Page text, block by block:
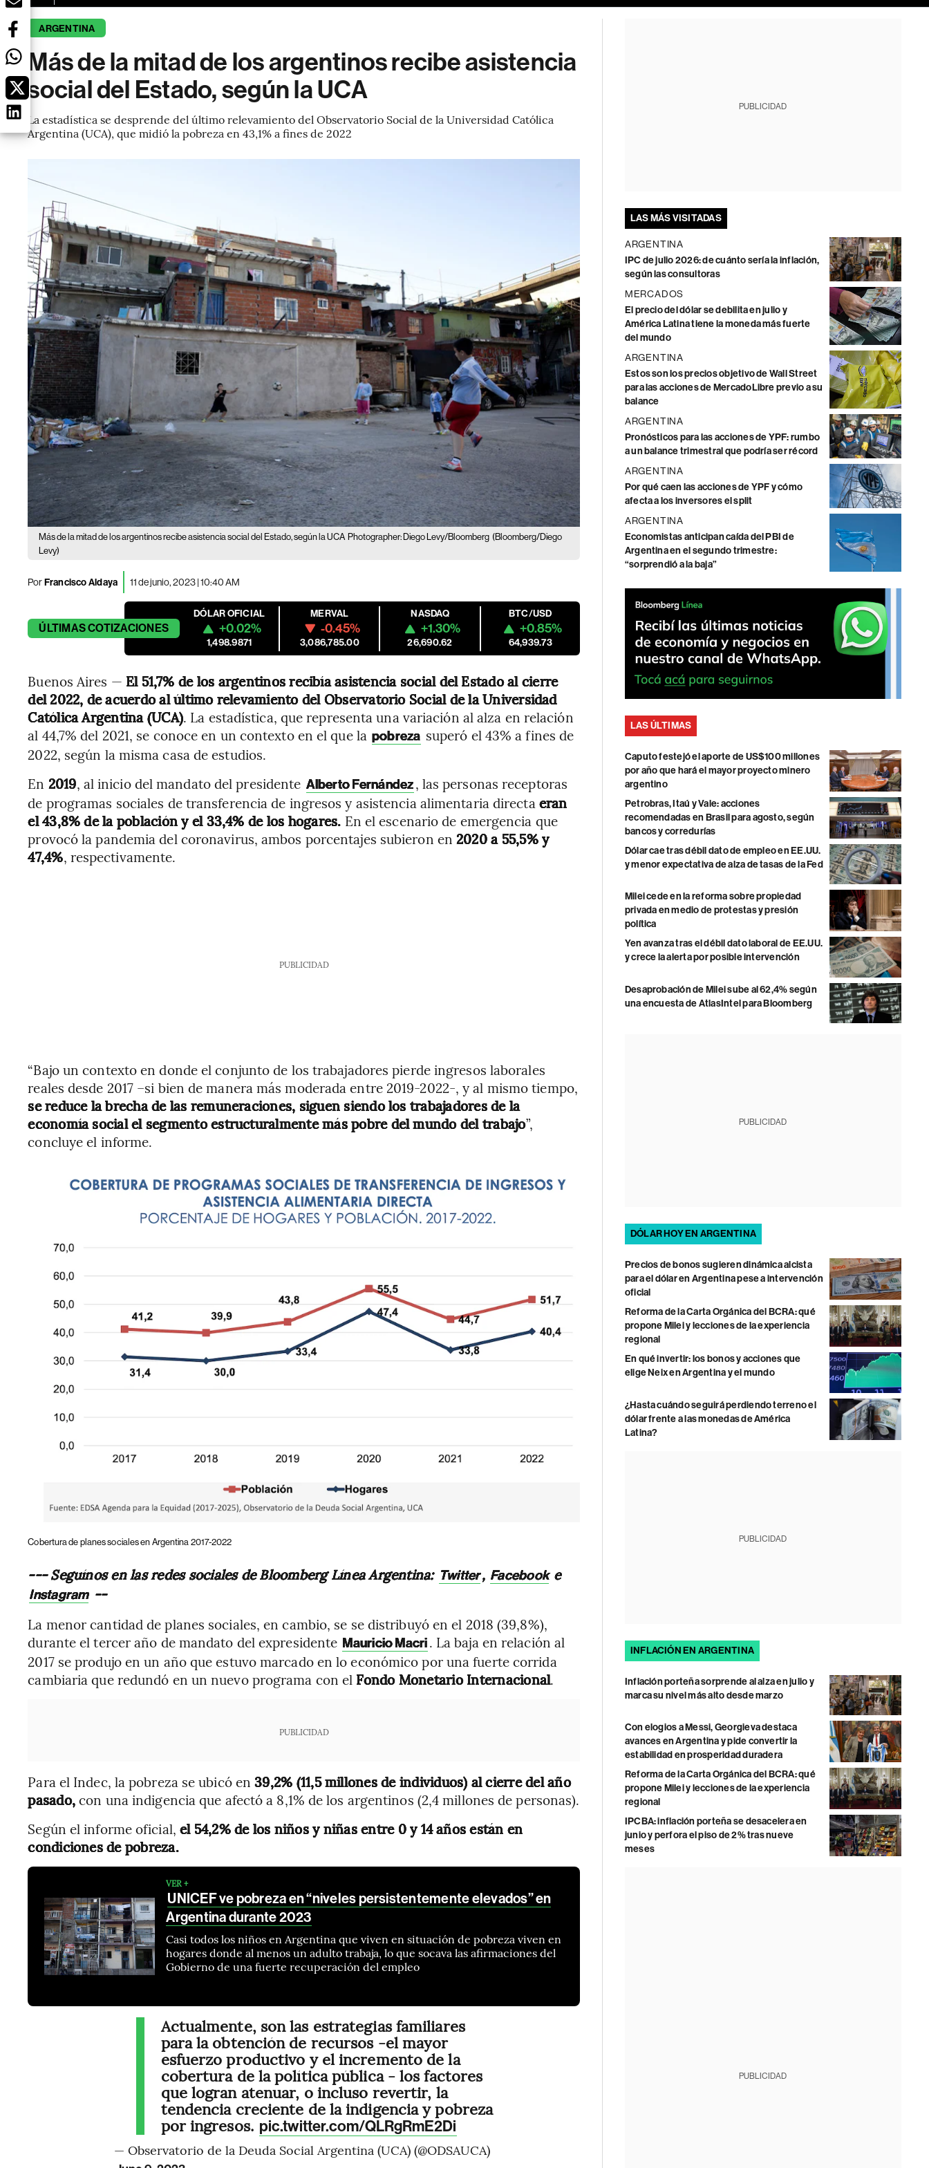
ARGENTINA
Más de la mitad de los argentinos recibe asistencia
social del Estado, según la UCA
La estadística se desprende del último relevamiento del Observatorio Social de la Universidad Católica
Argentina (UCA), que midió la pobreza en 43,1% a fines de 2022
Más de la mitad de los argentinos recibe asistencia social del Estado, según la UCA Photographer: Diego Levy/Bloomberg (Bloomberg/Diego
Levy)
PorFrancisco Aldaya 11 de junio, 2023 | 10:40 AM
ÚLTIMASCOTIZACIONES
DÓLAR OFICIAL
+0.02%
1,498.9871
MERVAL
-0.45%
3,086,785.00
NASDAQ
+1.30%
26,690.62
BTC/USD
+0.85%
64,939.73
Buenos Aires — El 51,7% de los argentinos recibía asistencia social del Estado al cierre
del 2022, de acuerdo al último relevamiento del Observatorio Social de la Universidad
Católica Argentina (UCA). La estadística, que representa una variación al alza en relación
al 44,7% del 2021, se conoce en un contexto en el que la pobreza superó el 43% a fines de
2022, según la misma casa de estudios.
En 2019, al inicio del mandato del presidente Alberto Fernández, las personas receptoras
de programas sociales de transferencia de ingresos y asistencia alimentaria directa eran
el 43,8% de la población y el 33,4% de los hogares. En el escenario de emergencia que
provocó la pandemia del coronavirus, ambos porcentajes subieron en 2020 a 55,5% y
47,4%, respectivamente.
PUBLICIDAD
“Bajo un contexto en donde el conjunto de los trabajadores pierde ingresos laborales
reales desde 2017 –si bien de manera más moderada entre 2019-2022-, y al mismo tiempo,
se reduce la brecha de las remuneraciones, siguen siendo los trabajadores de la
economía social el segmento estructuralmente más pobre del mundo del trabajo”,
concluye el informe.
Cobertura de planes sociales en Argentina 2017-2022
--- Seguínos en las redes sociales de Bloomberg Línea Argentina: Twitter, Facebooke
Instagram --
La menor cantidad de planes sociales, en cambio, se se distribuyó en el 2018 (39,8%),
durante el tercer año de mandato del expresidente Mauricio Macri. La baja en relación al
2017 se produjo en un año que estuvo marcado en lo económico por una fuerte corrida
cambiaria que redundó en un nuevo programa con el Fondo Monetario Internacional.
PUBLICIDAD
Para el Indec, la pobreza se ubicó en39,2% (11,5 millones de individuos) al cierre del año
pasado,con una indigencia que afectó a 8,1% de los argentinos (2,4 millones de personas).
Según el informe oficial, el 54,2% de los niños y niñas entre 0 y 14 años están en
condiciones de pobreza.
VER +
UNICEF ve pobreza en “niveles persistentemente elevados” en
Argentina durante 2023
Casi todos los niños en Argentina que viven en situación de pobreza viven en
hogares donde al menos un adulto trabaja, lo que socava las afirmaciones del
Gobierno de una fuerte recuperación del empleo
Actualmente, son las estrategias familiares
para la obtención de recursos -el mayor
esfuerzo productivo y el incremento de la
cobertura de la política pública - los factores
que logran atenuar, o incluso revertir, la
tendencia creciente de la indigencia y pobreza
por ingresos. pic.twitter.com/QLRgRmE2Di
— Observatorio de la Deuda Social Argentina (UCA) (@ODSAUCA)
PUBLICIDAD
LAS MÁS VISITADAS
ARGENTINA
IPC de julio 2026: de cuánto sería la inflación,
según las consultoras
MERCADOS
El precio del dólar se debilita en julio y
América Latina tiene la moneda más fuerte
del mundo
ARGENTINA
Estos son los precios objetivo de Wall Street
para las acciones de MercadoLibre previo a su
balance
ARGENTINA
Pronósticos para las acciones de YPF: rumbo
a un balance trimestral que podría ser récord
ARGENTINA
Por qué caen las acciones de YPF y cómo
afecta a los inversores el split
ARGENTINA
Economistas anticipan caída del PBI de
Argentina en el segundo trimestre:
“sorprendió a la baja”
LAS ÚLTIMAS
Caputo festejó el aporte de US$100 millones
por año que hará el mayor proyecto minero
argentino
Petrobras, Itaú y Vale: acciones
recomendadas en Brasil para agosto, según
bancos y corredurías
Dólar cae tras débil dato de empleo en EE.UU.
y menor expectativa de alza de tasas de la Fed
Milei cede en la reforma sobre propiedad
privada en medio de protestas y presión
política
Yen avanza tras el débil dato laboral de EE.UU.
y crece la alerta por posible intervención
Desaprobación de Milei sube al 62,4% según
una encuesta de AtlasIntel para Bloomberg
PUBLICIDAD
DÓLAR HOY EN ARGENTINA
Precios de bonos sugieren dinámica alcista
para el dólar en Argentina pese a intervención
oficial
Reforma de la Carta Orgánica del BCRA: qué
propone Milei y lecciones de la experiencia
regional
En qué invertir: los bonos y acciones que
elige Neix en Argentina y el mundo
¿Hasta cuándo seguirá perdiendo terreno el
dólar frente a las monedas de América
Latina?
PUBLICIDAD
INFLACIÓN EN ARGENTINA
Inflación porteña sorprende al alza en julio y
marca su nivel más alto desde marzo
Con elogios a Messi, Georgieva destaca
avances en Argentina y pide convertir la
estabilidad en prosperidad duradera
Reforma de la Carta Orgánica del BCRA: qué
propone Milei y lecciones de la experiencia
regional
IPCBA: inflación porteña se desacelera en
junio y perfora el piso de 2% tras nueve
meses
PUBLICIDAD